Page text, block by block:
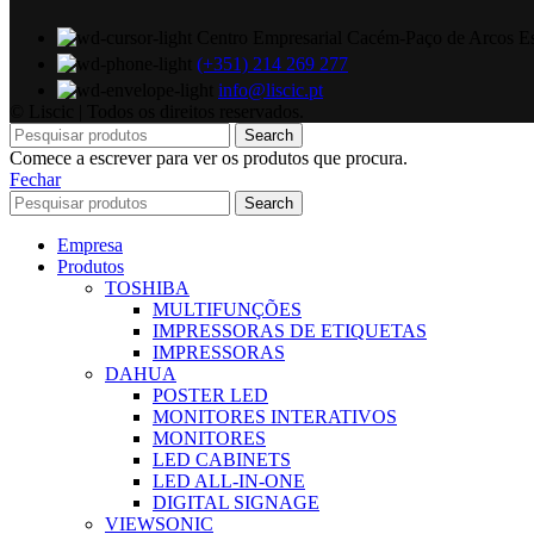
(+351) 214 269 277
info@liscic.pt
Search
Comece a escrever para ver os produtos que procura.
Fechar
Search
Empresa
Produtos
TOSHIBA
MULTIFUNÇÕES
IMPRESSORAS DE ETIQUETAS
IMPRESSORAS
DAHUA
POSTER LED
MONITORES INTERATIVOS
MONITORES
LED CABINETS
LED ALL-IN-ONE
DIGITAL SIGNAGE
VIEWSONIC